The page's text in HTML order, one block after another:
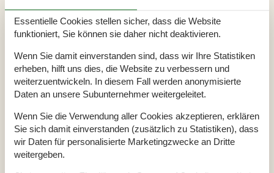
Nichtraucher Ja
Klimafreundlich Ja
Gesamte Ausstattung
Hausinfo.
Anzahl Erw. 6
Anzahl Haustiere 1
Baujahr 2025
Dusche
Grundstücksgröße
Hausareal
Essentielle Cookies stellen sicher, dass die Website
funktioniert, Sie können sie daher nicht deaktivieren.
Wenn Sie damit einverstanden sind, dass wir Ihre Statistiken
erheben, hilft uns dies, die Website zu verbessern und
weiterzuentwickeln. In diesem Fall werden anonymisierte
Daten an unsere Subunternehmer weitergeleitet.
Wenn Sie die Verwendung aller Cookies akzeptieren, erklären
Sie sich damit einverstanden (zusätzlich zu Statistiken), dass
wir Daten für personalisierte Marketingzwecke an Dritte
weitergeben.